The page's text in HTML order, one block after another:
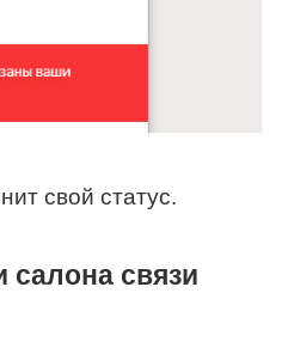
свой статус.
связи